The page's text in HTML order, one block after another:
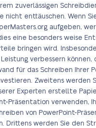
zuverlässigen
nicht enttäuschen. Wenn
aufgeben,
eine besonders weise
bringen wird.
verbessern können,
für das Schreiben Ihrer
Zweitens werden
Experten erstellte
Präsentation verwenden,
von PowerPoint-
Drittens werden Sie den